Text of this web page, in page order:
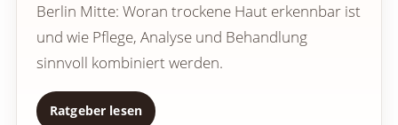
Berlin Mitte: Woran trockene Haut erkennbar ist
und wie Pflege, Analyse und Behandlung
sinnvoll kombiniert werden.
Ratgeber lesen